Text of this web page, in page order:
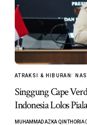
ATRAKSI & HIBURAN
Singgung Cape
Indonesia Lolos
MUHAMMAD AZKA QINTHORI